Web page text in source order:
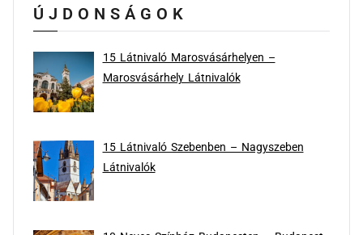
ÚJDONSÁGOK
15 Látnivaló Marosvásárhelyen –
Marosvásárhely Látnivalók
15 Látnivaló Szebenben – Nagyszeben
Látnivalók